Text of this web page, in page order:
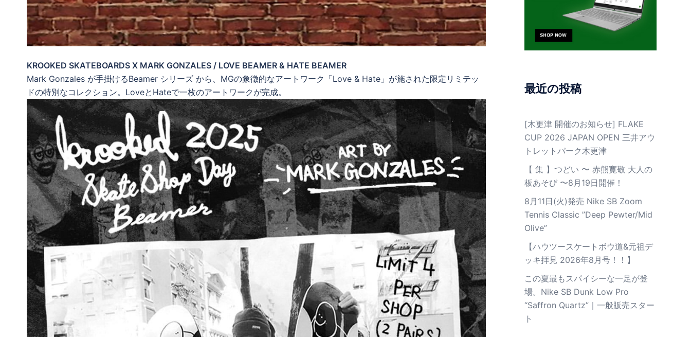
KROOKED SKATEBOARDS X MARK GONZALES / LOVE BEAMER & HATE BEAMER
Mark Gonzales が手掛けるBeamer シリーズ から、MGの象徴的なアートワーク「Love & Hate」が施された限定リミテッ
ドの特別なコレクション。LoveとHateで一枚のアートワークが完成。
最近の投稿
[木更津 開催のお知らせ] FLAKE
CUP 2026 JAPAN OPEN 三井アウ
トレットパーク木更津
【 集 】つどい 〜 赤熊寛敬 大人の
板あそび 〜8月19日開催！
8月11日(火)発売 Nike SB Zoom
Tennis Classic ”Deep Pewter/Mid
Olive”
【ハウツースケートボウ道&元祖デ
ッキ拝見 2026年8月号！！】
この夏最もスパイシーな一足が登
場。Nike SB Dunk Low Pro
“Saffron Quartz”｜一般販売スター
ト